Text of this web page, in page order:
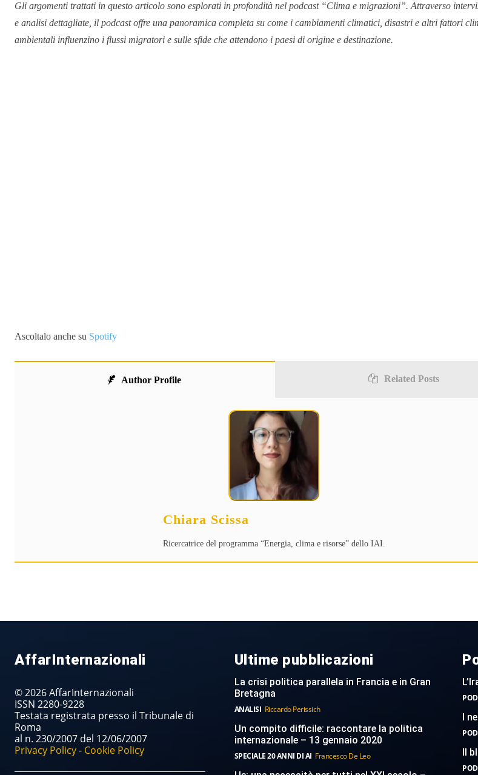
Gli argomenti trattati in questo articolo sono esplorati in profondità nel podcast “Clima e migrazioni”. Attraverso
e analisi dettagliate, il podcast offre una panoramica completa su come i cambiamenti climatici, disastri e altri fattori
ambientali influenzino i flussi migratori e sulle sfide che attendono i paesi di origine e destinazione.
Ascoltalo anche su Spotify
Author Profile Related Posts
Chiara Scissa
Ricercatrice del programma “Energia, clima e risorse” dello IAI.
AffarInternazionali
© 2026 AffarInternazionali
ISSN 2280-9228
Testata registrata presso il Tribunale di
Roma
al n. 230/2007 del 12/06/2007
Privacy Policy- Cookie Policy
Ultime pubblicazioni
La crisi politica parallela in Francia e in Gran
Bretagna
ANALISI Riccardo Perissich
Un compito difficile: raccontare la politica
internazionale – 13 gennaio 2020
SPECIALE 20 ANNI DI AI Francesco De Leo
I
Il